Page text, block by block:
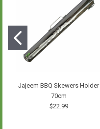
Jajeem BBQ Skewers Holder
70cm
$22.99